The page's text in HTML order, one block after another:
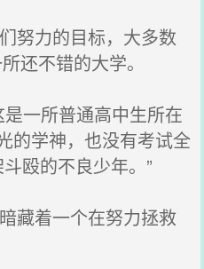
努力的目标，大多数
还不错的大学。
一所普通高中生所在
的学神，也没有考试全
殴的不良少年。”
藏着一个在努力拯救